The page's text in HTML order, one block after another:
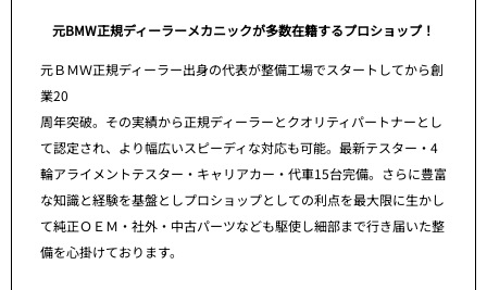
元BMW正規ディーラーメカニックが多数在籍するプロショップ！
元ＢＭＷ正規ディーラー出身の代表が整備工場でスタートしてから創
業20
周年突破。その実績から正規ディーラーとクオリティパートナーとし
て認定され、より幅広いスピーディな対応も可能。最新テスター・4
輪アライメントテスター・キャリアカー・代車15台完備。さらに豊富
な知識と経験を基盤としプロショップとしての利点を最大限に生かし
て純正ＯＥＭ・社外・中古パーツなども駆使し細部まで行き届いた整
備を心掛けております。